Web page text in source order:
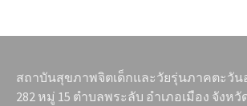
สถาบันสุขภาพจิตเด็กและวัยรุ่นภาคตะวัน
282 หมู่ 15 ตำบลพระลับ อำเภอเมือง จังห